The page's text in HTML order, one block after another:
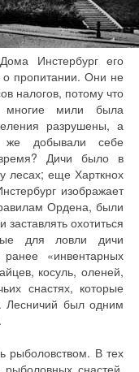
Инстербург его
пропитании. Они не
налогов, потому что
многие мили была
разрушены, а
добывали себе
Дичи было в
лесах; еще Харткнох
изображает
Ордена, были
охотиться
для ловли дичи
«инвентарных
косуль, оленей,
снастях, которые
Лесничий был одним
рыболовством. В тех
снастей.